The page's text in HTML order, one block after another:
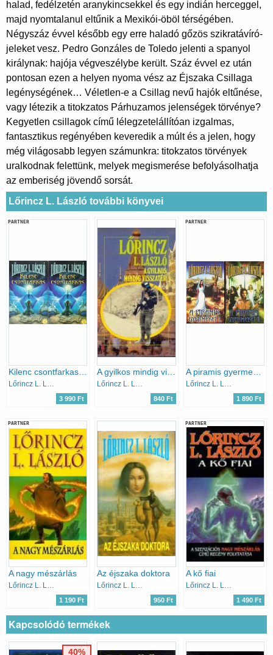
halad, fedélzetén aranykincsekkel és egy indián herceggel,
majd nyomtalanul eltűnik a Mexikói-öböl térségében.
Négyszáz évvel később egy erre haladó gőzös szikratávíró-
jeleket vesz. Pedro Gonzáles de Toledo jelenti a spanyol
királynak: hajója végveszélybe került. Száz évvel ez után
pontosan ezen a helyen nyoma vész az Éjszaka Csillaga
legénységének… Véletlen-e a Csillag nevű hajók eltűnése,
vagy létezik a titokzatos Párhuzamos jelenségek törvénye?
Kegyetlen csillagok című lélegzetelállítóan izgalmas,
fantasztikus regényében keveredik a múlt és a jelen, hogy
még világosabb legyen számunkra: titokzatos törvények
uralkodnak felettünk, melyek megismerése befolyásolhatja
az emberiség jövendő sorsát.
Lőrincz L. László további könyvei
PARTNER
Lőrincz L. László
3 990 Ft
Lőrincz L. László
840 Ft
PARTNER
A piramis gyermekei I-II.
Lőrincz L. László
1 890 Ft
PARTNER
A nagy mészárlás
1 190 Ft
Az éjszaka doktora
950 Ft
PARTNER
A kő fiai
1 490 Ft
Kapcsolódó termékek
40%